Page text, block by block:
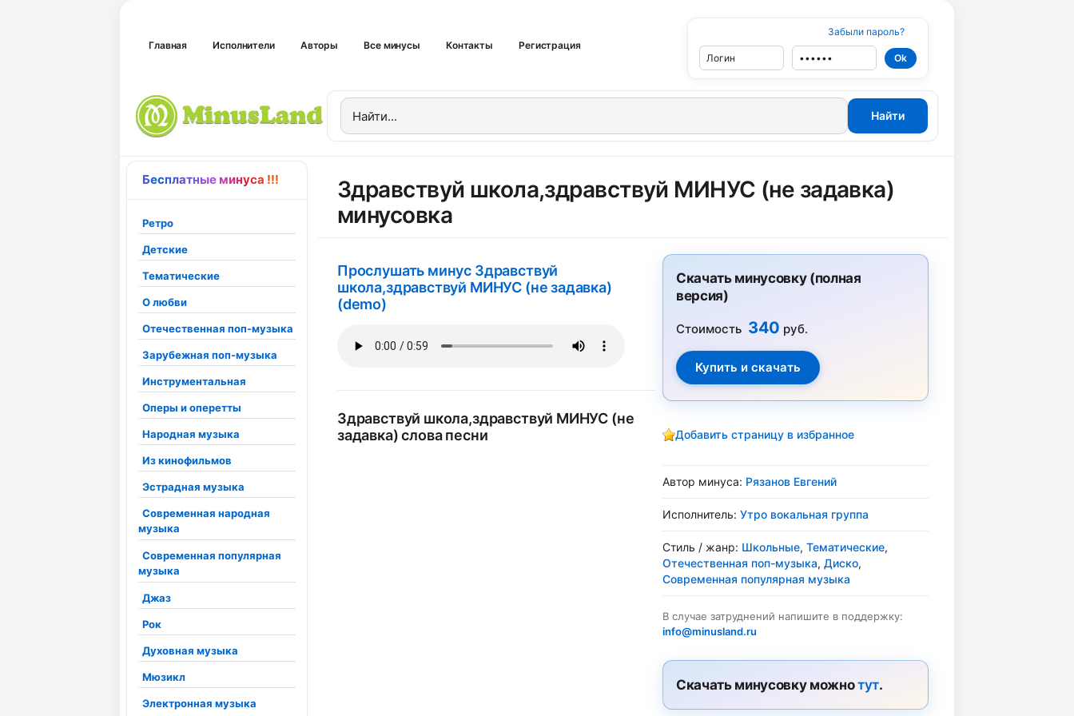
Главная Исполнители Авторы Все минусы Контакты Регистрация
Забыли пароль?
Бесплатные минуса !!!
Ретро
Детские
Тематические
О любви
Отечественная поп-музыка
Зарубежная поп-музыка
Инструментальная
Оперы и оперетты
Народная музыка
Из кинофильмов
Эстрадная музыка
Современная народная
музыка
Современная популярная
музыка
Джаз
Рок
Духовная музыка
Мюзикл
Электронная музыка
Здравствуй школа,здравствуй МИНУС (не задавка)
минусовка
Прослушать минус Здравствуй
школа,здравствуй МИНУС (не задавка)
(demo)
Здравствуй школа,здравствуй МИНУС (не
задавка) слова песни
Скачать минусовку (полная
версия)
Стоимость 340 руб.
Добавить страницу в избранное
Автор минуса: Рязанов Евгений
Исполнитель: Утро вокальная группа
Стиль / жанр: Школьные, Тематические,
Отечественная поп-музыка, Диско,
Современная популярная музыка
В случае затруднений напишите в поддержку:
info@minusland.ru
Скачать минусовку можнотут.